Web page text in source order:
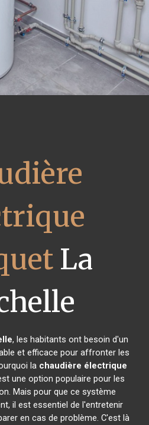
La
, les habitants ont besoin d'un
et efficace pour affronter les
la chaudière électrique
une option populaire pour les
Mais pour que ce système
il est essentiel de l'entretenir
en cas de problème. C'est là